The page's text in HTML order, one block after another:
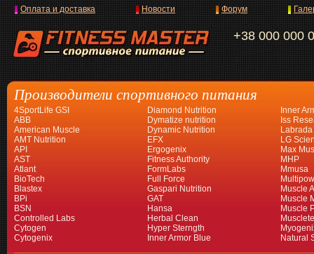
+38 000 000
Оплата и доставка Новости Форум
Производители спортивного питания
4SportLife GSI
ABB
American Muscle
AMT Nutrition
API
AST
Atlant
BioTech
Blastex
BPi
BSN
Controlled Labs
Cytogen
Cytogenix
Diamond Nutrition
Dymatize nutrition
Dynamic Nutrition
EFX
Ergogenix
Fitness Authority
FormLabs
Full Force
Gaspari Nutrition
GAT
Hansa
Herbal Clean
Hyper Sterngth
Inner Armor Blue
Inner
Iss
Labrada
LG
Max
MHP
Mmusa
Muscle
Muscle
Muscle
Natural